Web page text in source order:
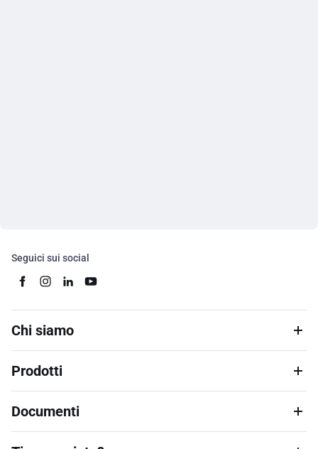
Seguici sui social
Chi siamo
Prodotti
Documenti